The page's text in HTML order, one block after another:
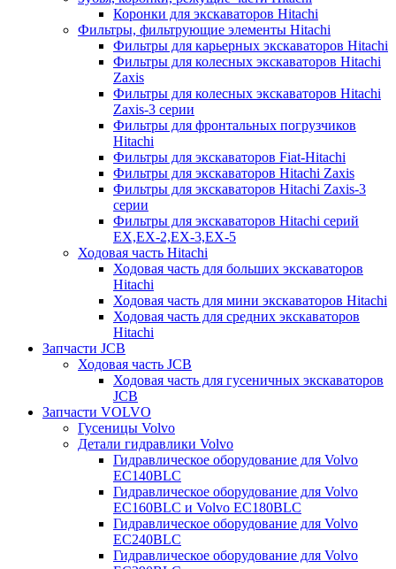
Коронки для экскаваторов Hitachi
Фильтры, фильтрующие элементы Hitachi
Фильтры для карьерных экскаваторов Hitachi
Фильтры для колесных экскаваторов Hitachi
Zaxis
Фильтры для колесных экскаваторов Hitachi
Zaxis-3 серии
Фильтры для фронтальных погрузчиков
Hitachi
Фильтры для экскаваторов Fiat-Hitachi
Фильтры для экскаваторов Hitachi Zaxis
Фильтры для экскаваторов Hitachi Zaxis-3
серии
Фильтры для экскаваторов Hitachi серий
EX,EX-2,EX-3,EX-5
Ходовая часть Hitachi
Ходовая часть для больших экскаваторов
Hitachi
Ходовая часть для мини экскаваторов Hitachi
Ходовая часть для средних экскаваторов
Hitachi
Запчасти JCB
Ходовая часть JCB
Ходовая часть для гусеничных экскаваторов
JCB
Запчасти VOLVO
Гусеницы Volvo
Детали гидравлики Volvo
Гидравлическое оборудование для Volvo
EC140BLC
Гидравлическое оборудование для Volvo
EC160BLC и Volvo EC180BLC
Гидравлическое оборудование для Volvo
EC240BLC
Гидравлическое оборудование для Volvo